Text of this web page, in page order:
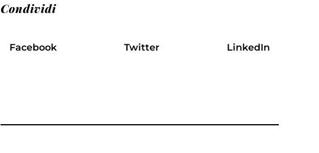
Condividi
Facebook Twitter LinkedIn